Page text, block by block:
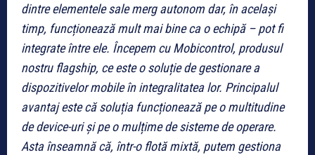
dintre elementele sale merg autonom dar, în același
timp, funcționează mult mai bine ca o echipă – pot fi
integrate între ele. Începem cu Mobicontrol, produsul
nostru flagship, ce este o soluție de gestionare a
dispozitivelor mobile în integralitatea lor. Principalul
avantaj este că soluția funcționează pe o multitudine
de device-uri și pe o mulțime de sisteme de operare.
Asta înseamnă că, într-o flotă mixtă, putem gestiona